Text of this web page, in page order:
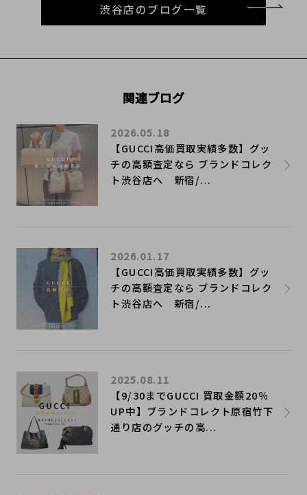
渋谷店のブログ一覧
関連ブログ
【GUCCI高価買取実績多数】グッ
チの高額査定なら ブランドコレク
ト渋谷店へ 新宿/...
2026.05.18
【GUCCI高価買取実績多数】グッ
チの高額査定なら ブランドコレク
ト渋谷店へ 新宿/...
2026.01.17
【9/30までGUCCI 買取金額20％
UP中】ブランドコレクト原宿竹下
通り店のグッチの高...
2025.08.11